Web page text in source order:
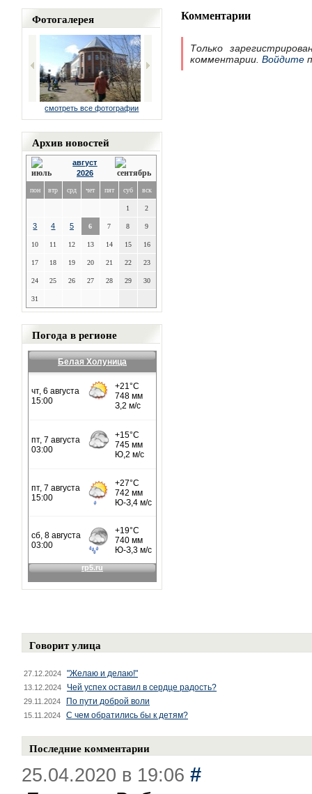
Фотогалерея
смотреть все фотографии
Архив новостей
август
2026
пон втр срд чет пят суб вск
1 2
3 4 5 6 7 8 9
10 11 12 13 14 15 16
17 18 19 20 21 22 23
24 25 26 27 28 29 30
31
Погода в регионе
Белая Холуница
Комментарии
Только
комментарии. Войдите
Говорит улица
27.12.2024 "Желаю и делаю!"
13.12.2024 Чей успех оставил в сердце радость?
29.11.2024 По пути доброй воли
15.11.2024 С чем обратились бы к детям?
Последние комментарии
25.04.2020 в 19:06 #